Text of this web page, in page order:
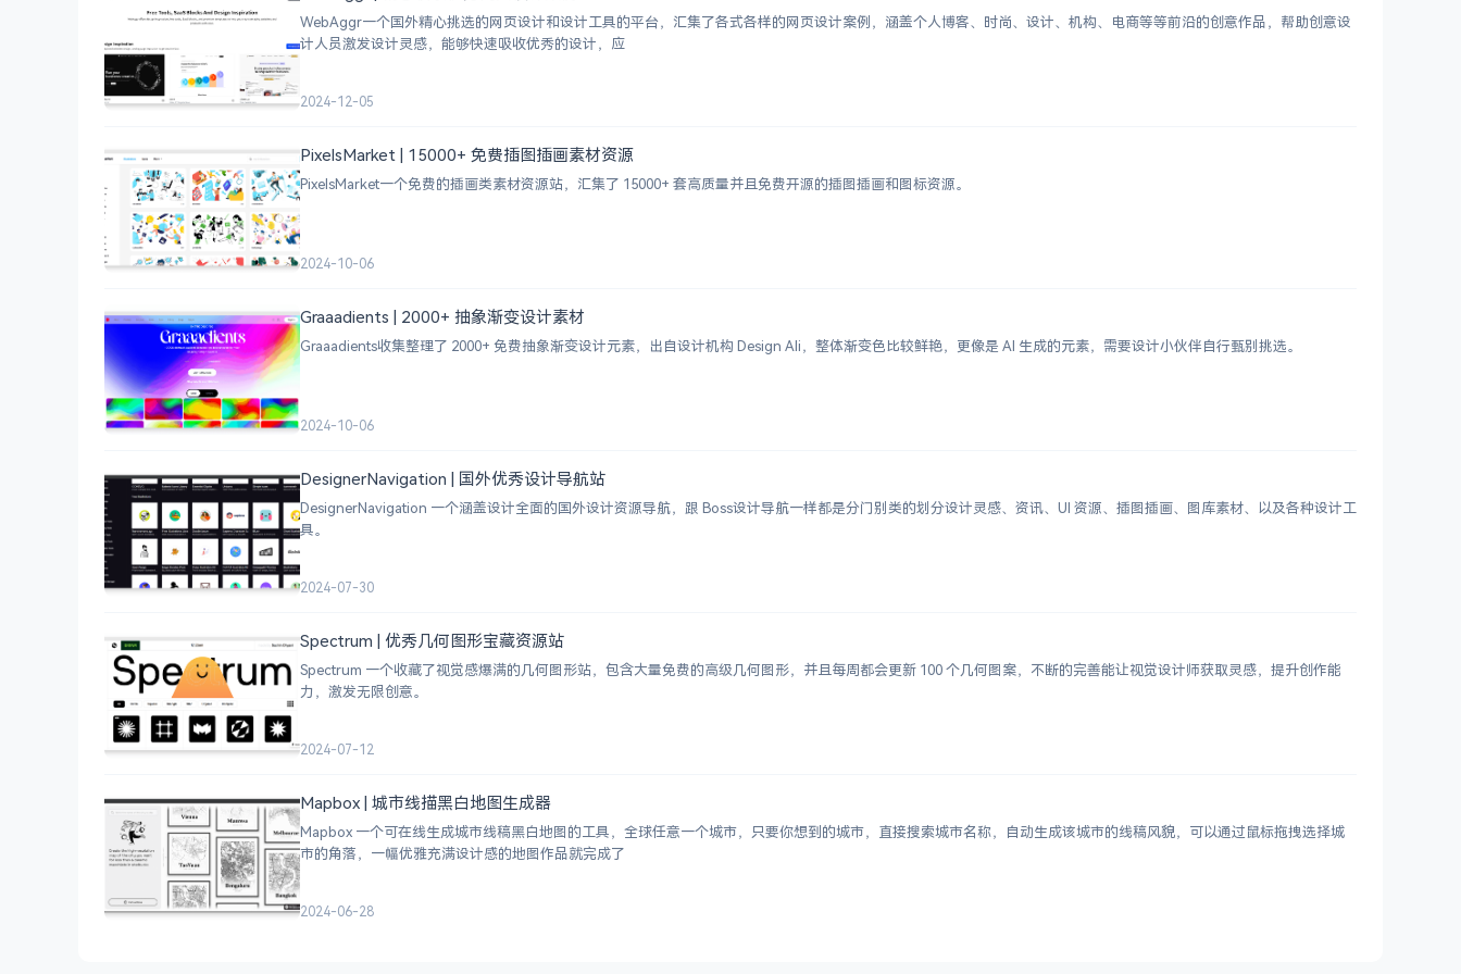
WebAggr一个国外精心挑选的网页设计和设计工具的平台，汇集了各式各样的网页设计案例，涵盖个人博客、时尚、设计、机构、电商等等前沿的创意作品，帮助创意设
计人员激发设计灵感，能够快速吸收优秀的设计，应
2024-12-05
PixelsMarket | 15000+ 免费插图插画素材资源
PixelsMarket一个免费的插画类素材资源站，汇集了 15000+ 套高质量并且免费开源的插图插画和图标资源。
2024-10-06
Graaadients | 2000+ 抽象渐变设计素材
Graaadients收集整理了 2000+ 免费抽象渐变设计元素，出自设计机构 Design Ali，整体渐变色比较鲜艳，更像是 AI 生成的元素，需要设计小伙伴自行甄别挑选。
2024-10-06
DesignerNavigation | 国外优秀设计导航站
DesignerNavigation 一个涵盖设计全面的国外设计资源导航，跟 Boss设计导航一样都是分门别类的划分设计灵感、资讯、UI 资源、插图插画、图库素材、以及各种设计工
具。
2024-07-30
Spectrum | 优秀几何图形宝藏资源站
Spectrum 一个收藏了视觉感爆满的几何图形站，包含大量免费的高级几何图形，并且每周都会更新 100 个几何图案，不断的完善能让视觉设计师获取灵感，提升创作能
力，激发无限创意。
2024-07-12
Mapbox | 城市线描黑白地图生成器
Mapbox 一个可在线生成城市线稿黑白地图的工具，全球任意一个城市，只要你想到的城市，直接搜索城市名称，自动生成该城市的线稿风貌，可以通过鼠标拖拽选择城
市的角落，一幅优雅充满设计感的地图作品就完成了
2024-06-28